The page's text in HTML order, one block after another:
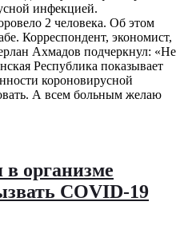
инфекцией.
2 человека. Об этом
Корреспондент, экономист,
Ахмадов подчеркнул: «Не
Республика показывает
короновирусной
А всем больным желаю
организме
COVID-19